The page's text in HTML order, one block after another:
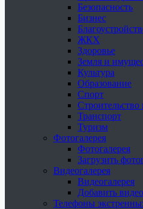
Безопасность
Бизнес
ЖКХ
Здоровье
Земля и
Культура
Образование
Спорт
Строительство
Транспорт
Туризм
Фотогалерея
Фотогалерея
Загрузить
Видеогалерея
Видеогалерея
Добавить видео
Телефоны